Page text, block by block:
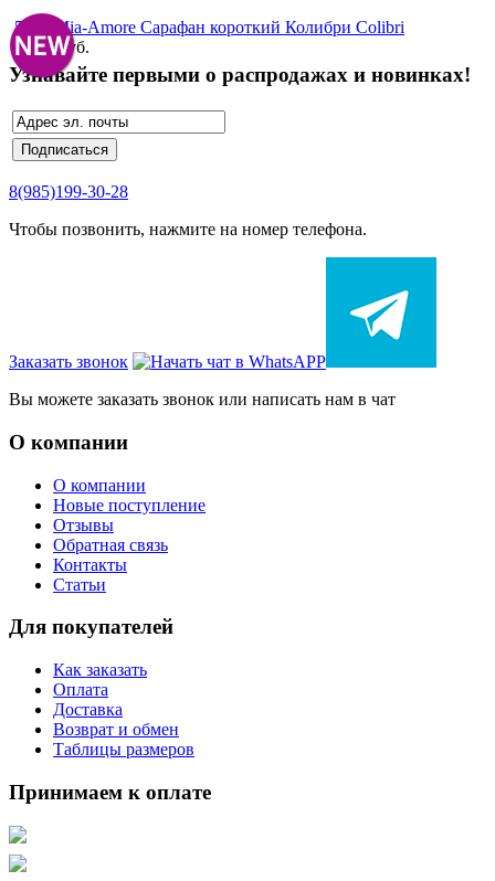
5680 Mia-Amore Сарафан короткий Колибри Colibri
3 050 руб.
Узнавайте первыми о распродажах и новинках!
8(985)199-30-28
Чтобы позвонить, нажмите на номер телефона.
Заказать звонок
Вы можете заказать звонок или написать нам в чат
О компании
О компании
Новые поступление
Отзывы
Обратная связь
Контакты
Статьи
Для покупателей
Как заказать
Оплата
Доставка
Возврат и обмен
Таблицы размеров
Принимаем к оплате